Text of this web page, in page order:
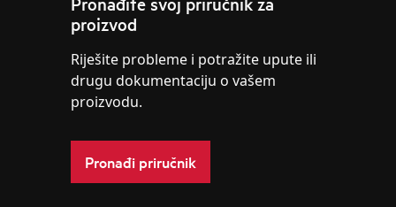
proizvod
Riješite probleme i potražite upute ili
drugu dokumentaciju o vašem
proizvodu.
Pronađi priručnik